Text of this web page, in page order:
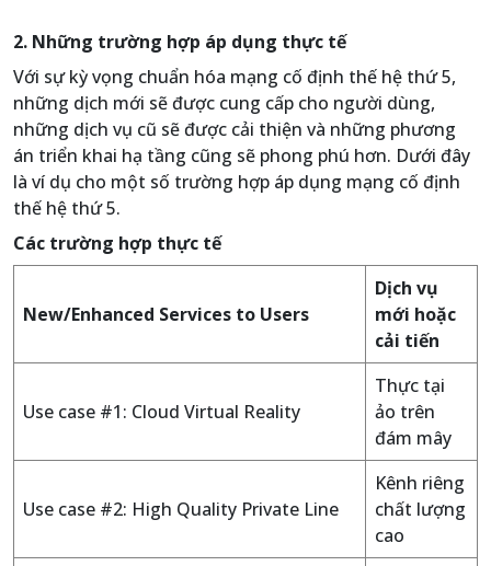
2. Những trường hợp áp dụng thực tế
Với sự kỳ vọng chuẩn hóa mạng cố định thế hệ thứ 5,
những dịch mới sẽ được cung cấp cho người dùng,
những dịch vụ cũ sẽ được cải thiện và những phương
án triển khai hạ tầng cũng sẽ phong phú hơn. Dưới đây
là ví dụ cho một số trường hợp áp dụng mạng cố định
thế hệ thứ 5.
Các trường hợp thực tế
New/Enhanced Services to Users
Dịch vụ
mới hoặc
cải tiến
Use case #1: Cloud Virtual Reality
Thực tại
ảo trên
đám mây
Use case #2: High Quality Private Line
Kênh riêng
chất lượng
cao